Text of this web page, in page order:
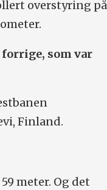
overstyring på
som var
Finland.
meter. Og det